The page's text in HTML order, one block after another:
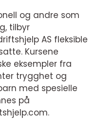
og andre som
tilbyr
AS fleksible
Kursene
eksempler fra
trygghet og
med spesielle
på